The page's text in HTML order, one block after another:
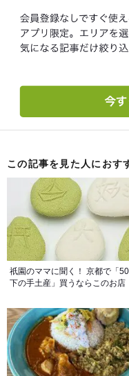
この記事を見た人におす
祇園のママに聞く！ 京都で「
下の手土産」買うならこのお店